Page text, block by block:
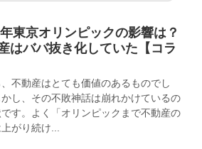
東京オリンピックの影響は？
はババ抜き化していた【コラ
不動産はとても価値のあるものでし
し、その不敗神話は崩れかけているの
す。よく「オリンピックまで不動産の
がり続け...